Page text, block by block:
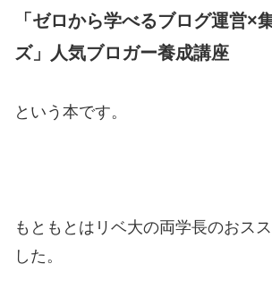
「ゼロから学べるブログ運営×
ズ」人気ブロガー養成講座
という本です。
もともとはリベ大の両学長のおス
した。